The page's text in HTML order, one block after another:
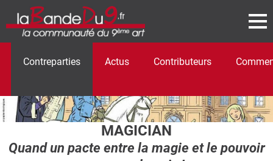
Contreparties Actus Contributeurs
MAGICIAN
Quand un pacte entre la magie et le pouvoir